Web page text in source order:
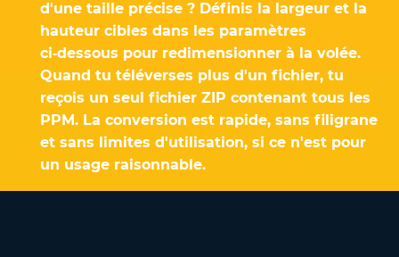
d'une taille précise ? Définis la largeur et la
hauteur cibles dans les paramètres
ci‑dessous pour redimensionner à la volée.
Quand tu téléverses plus d'un fichier, tu
reçois un seul fichier ZIP contenant tous les
PPM. La conversion est rapide, sans filigrane
et sans limites d'utilisation, si ce n'est pour
un usage raisonnable.